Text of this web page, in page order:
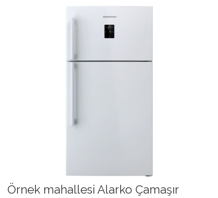
Örnek mahallesi Alarko Çamaşır